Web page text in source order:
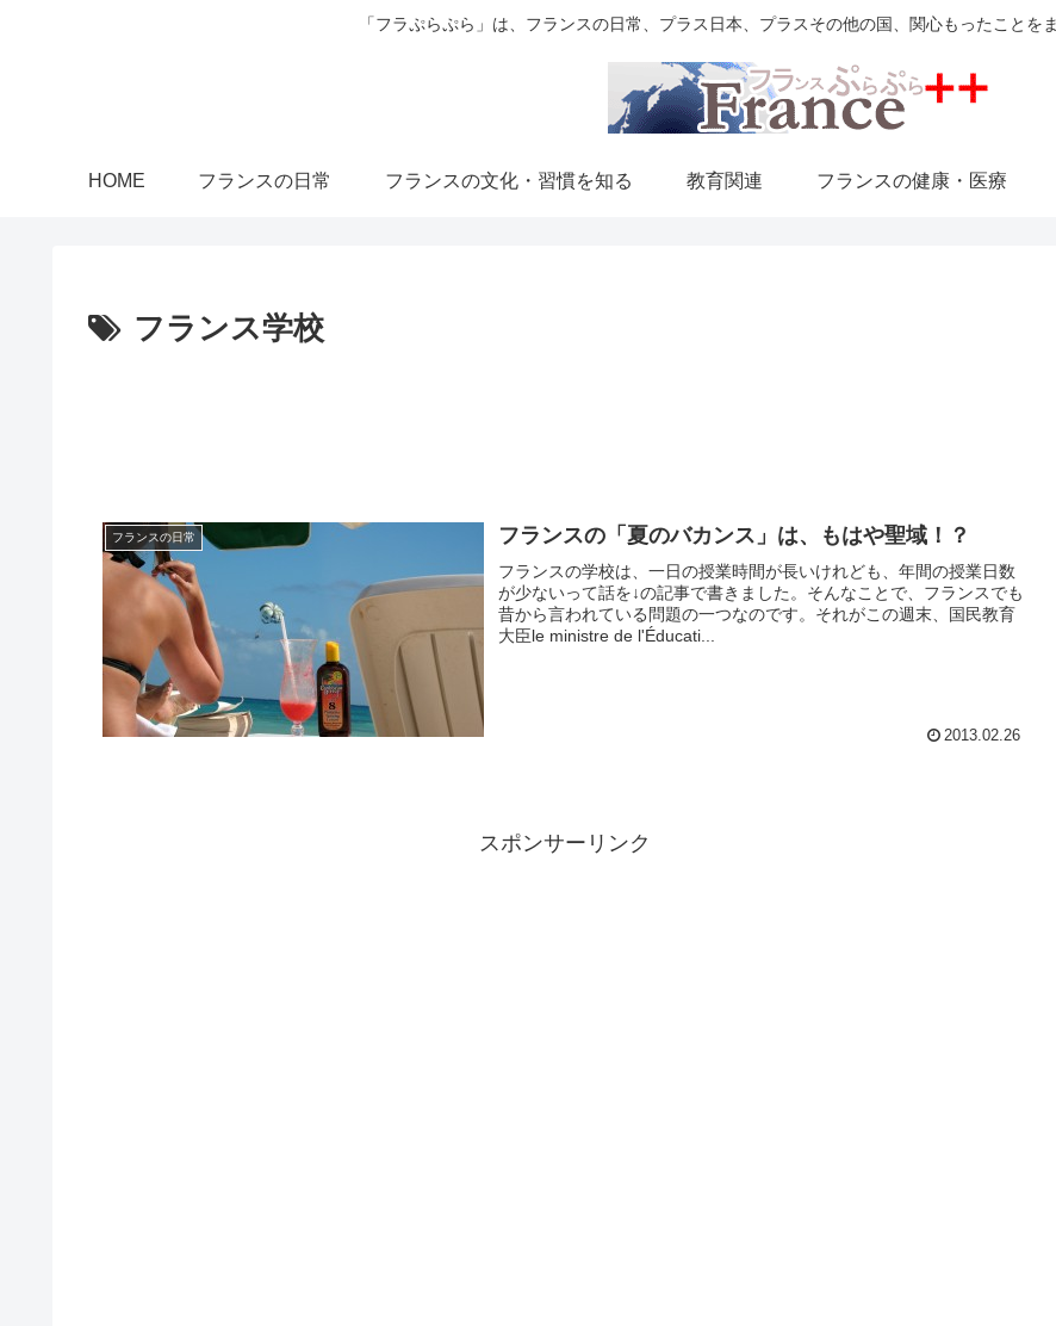
「フラぷらぷら」は、フランスの日常、プラス日本、プラスその他の国、関心もったことを
HOME フランスの日常 フランスの文化・習慣を知る 教育関連 フランスの健康・医療
フランス学校
フランスの日常 フランスの「夏のバカンス」は、もはや聖域！？
フランスの学校は、一日の授業時間が長いけれども、年間の授業日数
が少ないって話を↓の記事で書きました。そんなことで、フランスでも
昔から言われている問題の一つなのです。それがこの週末、国民教育
大臣le ministre de l'Éducati...
2013.02.26
スポンサーリンク